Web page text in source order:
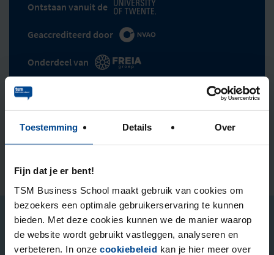
Toestemming Details Over
Fijn dat je er bent!
TSM Business School maakt gebruik van cookies om
bezoekers een optimale gebruikerservaring te kunnen
bieden. Met deze cookies kunnen we de manier waarop
de website wordt gebruikt vastleggen, analyseren en
verbeteren. In onze cookiebeleid kan je hier meer over
Ontstaan vanuit de
Geaccrediteerd door
Onderdeel van
Deelnemers beoordelen ons met een9.1
Op de hoogte gehouden worden?